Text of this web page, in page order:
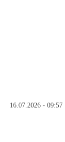
16.07.2026 - 09:57